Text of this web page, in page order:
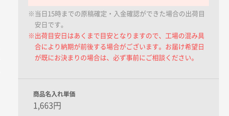
※当日15時までの原稿確定・入金確認ができた場合の出荷目
安日です。
※出荷目安日はあくまで目安となりますので、工場の混み具
合により納期が前後する場合がございます。お届け希望日
が既にお決まりの場合は、必ず事前にご相談ください。
商品名入れ単価
1,663円